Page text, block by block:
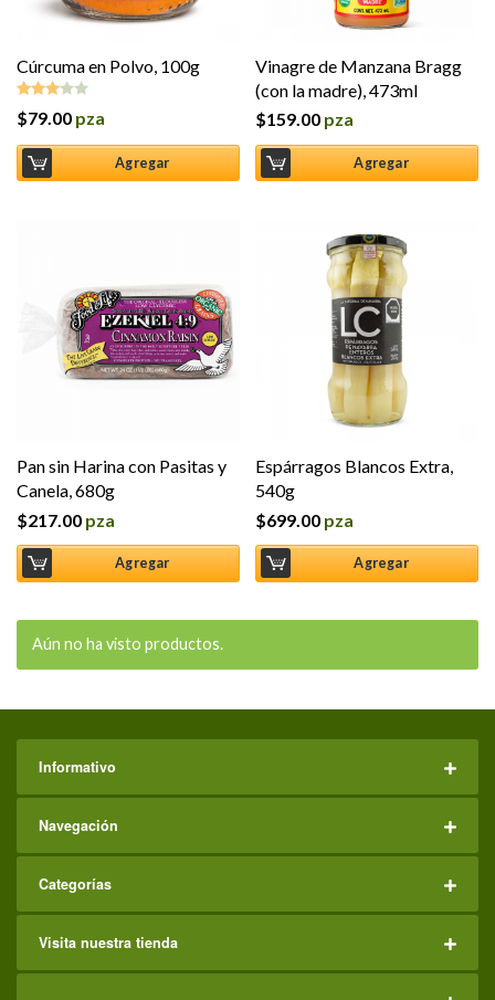
Cúrcuma en Polvo, 100g
Valorado
3.00
de 5
$79.00 pza
Agregar
Vinagre de Manzana Bragg
(con la madre), 473ml
$159.00 pza
Agregar
Pan sin Harina con Pasitas y
Canela, 680g
$217.00 pza
Agregar
Espárragos Blancos Extra,
540g
$699.00 pza
Agregar
Aún no ha visto productos.
Informativo
Navegación
Categorías
Visita nuestra tienda